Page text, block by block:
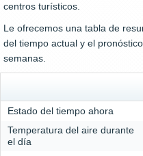
centros turísticos.
Le ofrecemos una tabla de
del tiempo actual y el
semanas.
Estado del tiempo ahora
Temperatura del aire durante
el día